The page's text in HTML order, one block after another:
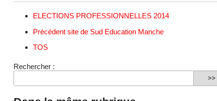
ELECTIONS PROFESSIONNELLES 2014
Précédent site de Sud Education Manche
TOS
Rechercher :